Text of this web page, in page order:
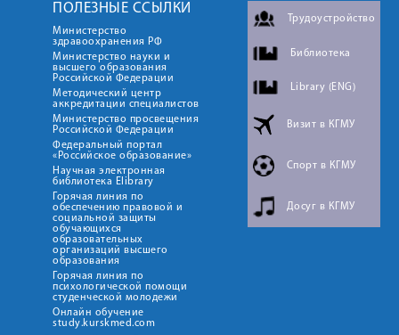
ПОЛЕЗНЫЕ ССЫЛКИ
Министерство
здравоохранения РФ
Министерство науки и
высшего образования
Российской Федерации
Методический центр
аккредитации специалистов
Министерство просвещения
Российской Федерации
Федеральный портал
«Российское образование»
Научная электронная
библиотека Elibrary
Горячая линия по
обеспечению правовой и
социальной защиты
обучающихся
образовательных
организаций высшего
образования
Горячая линия по
психологической помощи
студенческой молодежи
Онлайн обучение
study.kurskmed.com
Трудоустройство
Библиотека
Library (ENG)
Визит в КГМУ
Спорт в КГМУ
Досуг в КГМУ